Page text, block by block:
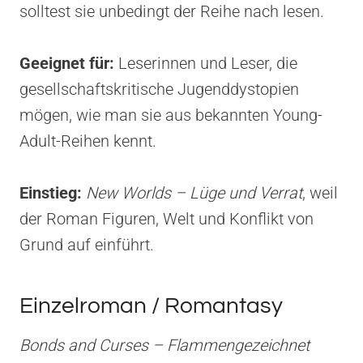
solltest sie unbedingt der Reihe nach lesen.
Geeignet für: Leserinnen und Leser, die
gesellschaftskritische Jugenddystopien
mögen, wie man sie aus bekannten Young-
Adult-Reihen kennt.
Einstieg: New Worlds – Lüge und Verrat, weil
der Roman Figuren, Welt und Konflikt von
Grund auf einführt.
Einzelroman / Romantasy
Bonds and Curses – Flammengezeichnet